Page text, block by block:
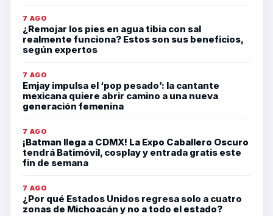
7 AGO
¿Remojar los pies en agua tibia con sal
realmente funciona? Estos son sus beneficios,
según expertos
7 AGO
Emjay impulsa el ‘pop pesado’: la cantante
mexicana quiere abrir camino a una nueva
generación femenina
7 AGO
¡Batman llega a CDMX! La Expo Caballero Oscuro
tendrá Batimóvil, cosplay y entrada gratis este
fin de semana
7 AGO
¿Por qué Estados Unidos regresa solo a cuatro
zonas de Michoacán y no a todo el estado?